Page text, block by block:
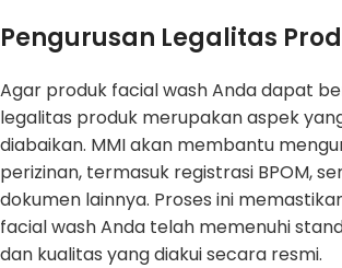
Pengurusan Legalitas
Agar produk facial wash Anda dapat
legalitas produk merupakan aspek
diabaikan. MMI akan membantu
perizinan, termasuk registrasi BPOM,
dokumen lainnya. Proses ini
facial wash Anda telah memenuhi
dan kualitas yang diakui secara resmi.